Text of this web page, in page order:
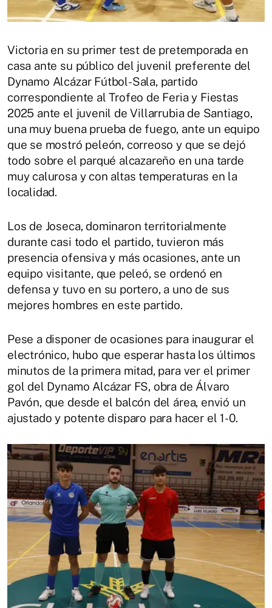
Victoria en su primer test de pretemporada en
casa ante su público del juvenil preferente del
Dynamo Alcázar Fútbol-Sala, partido
correspondiente al Trofeo de Feria y Fiestas
2025 ante el juvenil de Villarrubia de Santiago,
una muy buena prueba de fuego, ante un equipo
que se mostró peleón, correoso y que se dejó
todo sobre el parqué alcazareño en una tarde
muy calurosa y con altas temperaturas en la
localidad.
Los de Joseca, dominaron territorialmente
durante casi todo el partido, tuvieron más
presencia ofensiva y más ocasiones, ante un
equipo visitante, que peleó, se ordenó en
defensa y tuvo en su portero, a uno de sus
mejores hombres en este partido.
Pese a disponer de ocasiones para inaugurar el
electrónico, hubo que esperar hasta los últimos
minutos de la primera mitad, para ver el primer
gol del Dynamo Alcázar FS, obra de Álvaro
Pavón, que desde el balcón del área, envió un
ajustado y potente disparo para hacer el 1-0.